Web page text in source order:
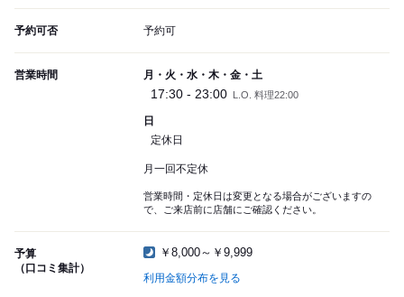
予約可否 予約可
営業時間 月・火・水・木・金・土
17:30 - 23:00 L.O. 料理22:00
日
定休日
月一回不定休
営業時間・定休日は変更となる場合がございますの
で、ご来店前に店舗にご確認ください。
予算
（口コミ集計）
￥8,000～￥9,999
利用金額分布を見る